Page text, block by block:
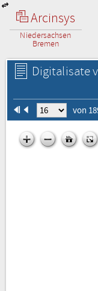
Arcinsys
Niedersachsen
Bremen
Digitalisate
von